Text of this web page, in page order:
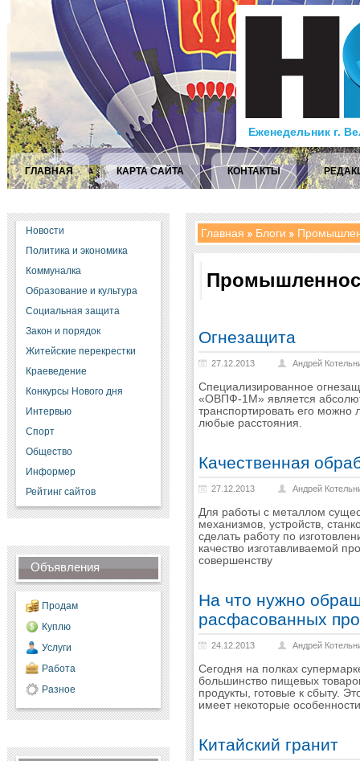
Еженедельник г.
ГЛАВНАЯ КАРТА САЙТА КОНТАКТЫ
Новости
Политика и экономика
Коммуналка
Образование и культура
Социальная защита
Закон и порядок
Житейские перекрестки
Краеведение
Конкурсы Нового дня
Интервью
Спорт
Общество
Информер
Рейтинг сайтов
Объявления
Продам
Куплю
Услуги
Работа
Разное
Главная Блоги
Огнезащита
27.12.2013 Андрей
Специализированное
«ОВПФ-1М» является
транспортировать его
любые расстояния.
Качественная
27.12.2013 Андрей
Для работы с металлом
механизмов, устройств,
сделать работу по
качество изготавливаемой
совершенству
На что нужно
расфасованных
24.12.2013 Андрей
Сегодня на полках
большинство пищевых
продукты, готовые к сбыту.
имеет некоторые
Китайский гранит